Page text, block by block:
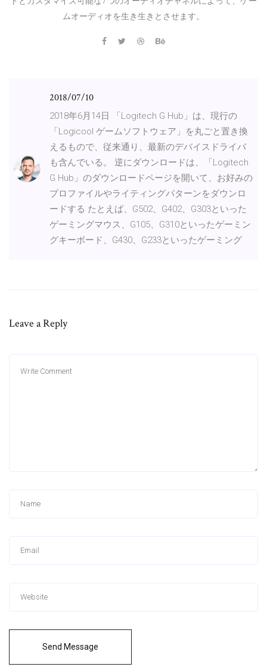
ムオーディオを生き生きとさせます。
2018/07/10
2018年6月14日 「Logitech G Hub」は、現行の
「Logicool ゲームソフトウェア」を丸ごと置き換
えるもので、従来通り、最新のデバイスドライバ
も含んでいる。 逆にダウンロードは、「Logitech
G Hub」のダウンロードページを開いて、お好みの
プロファイルやライティングパターンをダウンロ
ードする たとえば、G502、G402、G303といった
ゲーミングマウス、G105、G310といったゲーミン
グキーボード、G430、G233といったゲーミング
Leave a Reply
Send Message